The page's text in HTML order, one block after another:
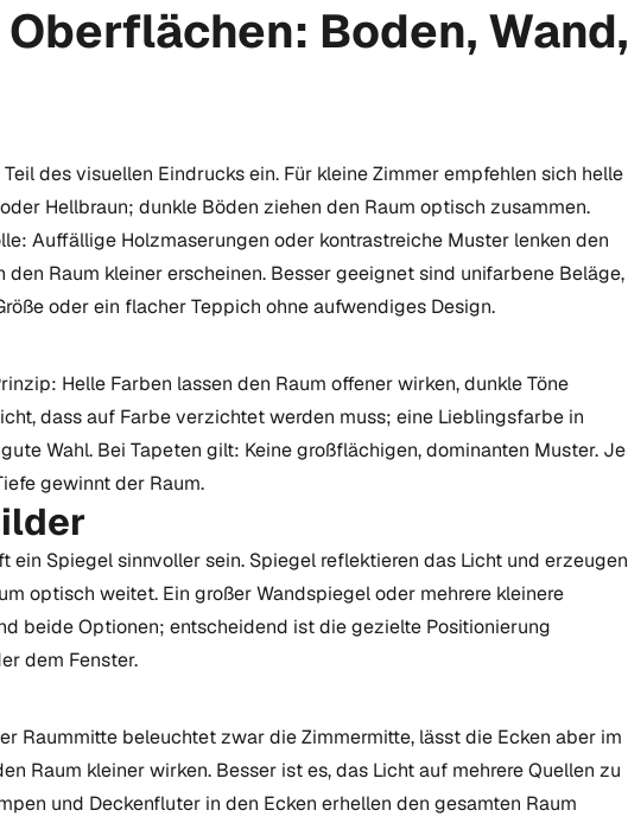
Oberflächen: Boden, Wand,
des visuellen Eindrucks ein. Für kleine Zimmer empfehlen sich helle
Hellbraun; dunkle Böden ziehen den Raum optisch zusammen.
Auffällige Holzmaserungen oder kontrastreiche Muster lenken den
Raum kleiner erscheinen. Besser geeignet sind unifarbene Beläge,
oder ein flacher Teppich ohne aufwendiges Design.
Helle Farben lassen den Raum offener wirken, dunkle Töne
dass auf Farbe verzichtet werden muss; eine Lieblingsfarbe in
Wahl. Bei Tapeten gilt: Keine großflächigen, dominanten Muster. Je
gewinnt der Raum.
ein Spiegel sinnvoller sein. Spiegel reflektieren das Licht und erzeugen
optisch weitet. Ein großer Wandspiegel oder mehrere kleinere
beide Optionen; entscheidend ist die gezielte Positionierung
dem Fenster.
Raummitte beleuchtet zwar die Zimmermitte, lässt die Ecken aber im
Raum kleiner wirken. Besser ist es, das Licht auf mehrere Quellen zu
und Deckenfluter in den Ecken erhellen den gesamten Raum